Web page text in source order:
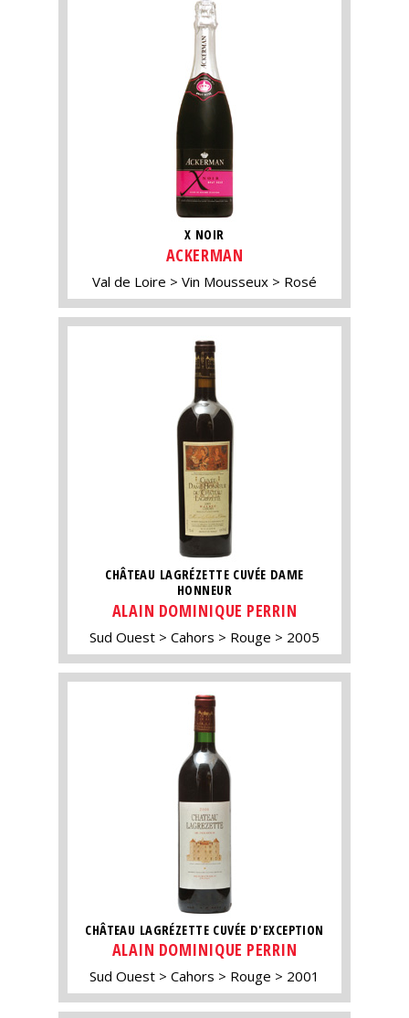
X NOIR
ACKERMAN
Val de Loire Vin Mousseux Rosé
CHÂTEAU LAGRÉZETTE CUVÉE DAME
HONNEUR
ALAIN DOMINIQUE PERRIN
Sud Ouest Cahors Rouge 2005
CHÂTEAU LAGRÉZETTE CUVÉE D'EXCEPTION
ALAIN DOMINIQUE PERRIN
Sud Ouest Cahors Rouge 2001